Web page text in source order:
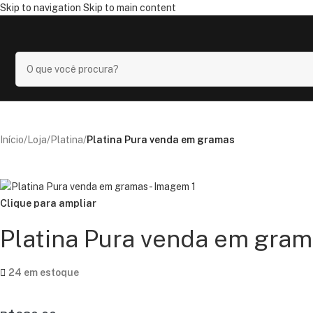
Skip to navigation Skip to main content
Início/Loja/Platina/Platina Pura venda em gramas
Clique para ampliar
Platina Pura venda em
24 em estoque